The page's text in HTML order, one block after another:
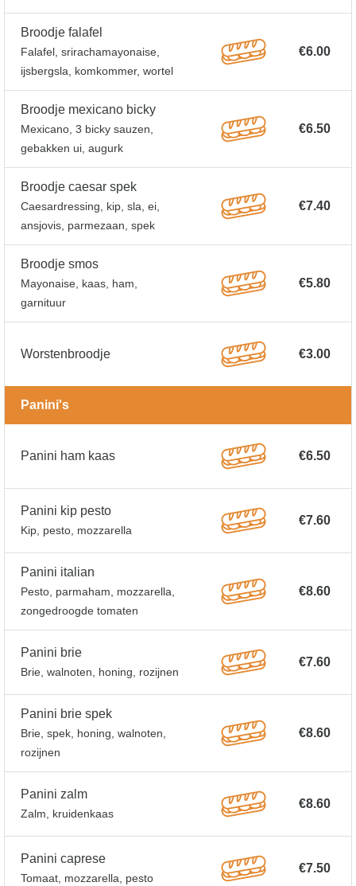
Broodje falafel
Falafel, srirachamayonaise,
ijsbergsla, komkommer, wortel
€6.00
Broodje mexicano bicky
Mexicano, 3 bicky sauzen,
gebakken ui, augurk
€6.50
Broodje caesar spek
Caesardressing, kip, sla, ei,
ansjovis, parmezaan, spek
€7.40
Broodje smos
Mayonaise, kaas, ham,
garnituur
€5.80
Worstenbroodje €3.00
Panini's
Panini ham kaas €6.50
Panini kip pesto
Kip, pesto, mozzarella
€7.60
Panini italian
Pesto, parmaham, mozzarella,
zongedroogde tomaten
€8.60
Panini brie
Brie, walnoten, honing, rozijnen
€7.60
Panini brie spek
Brie, spek, honing, walnoten,
rozijnen
€8.60
Panini zalm
Zalm, kruidenkaas
€8.60
Panini caprese
Tomaat, mozzarella, pesto
€7.50